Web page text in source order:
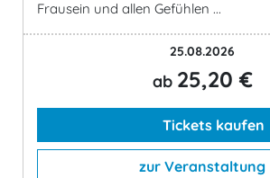
Frausein und allen Gefühlen ...
25.08.2026
ab 25,20 €
Tickets kaufen
zur Veranstaltung